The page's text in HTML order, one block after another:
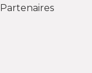
Partenaires